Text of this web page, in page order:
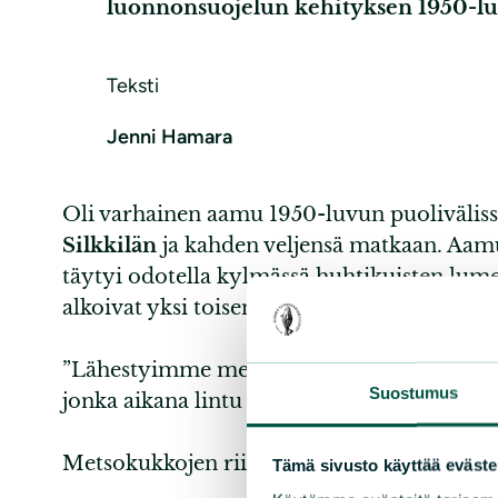
Suostumus
Tämä sivusto käyttää
luonnonsuojelun kehityksen 1950-
Teksti
Jenni Hamara
Oli varhainen aamu 1950-luvun
Silkkilän ja kahden veljensä matkaan.
täytyi odotella kylmässä huhtikuisten
alkoivat yksi toisensa jälkeen soida.
”Lähestyimme metsoja vanhoilta
jonka aikana lintu hioo nokkaansa eikä
Metsokukkojen riiuumenot palkittiin ja